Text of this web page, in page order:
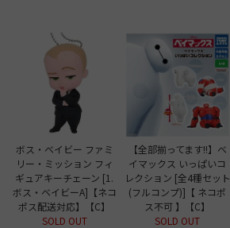
ボス・ベイビー ファミ
リー・ミッション フィ
ギュアキーチェーン [1.
ボス・ベイビーA]【ネコ
ポス配送対応】【C】
SOLD OUT
【全部揃ってます!!】ベ
イマックス いっぱいコ
レクション [全4種セット
(フルコンプ)]【 ネコポ
ス不可 】【C】
SOLD OUT